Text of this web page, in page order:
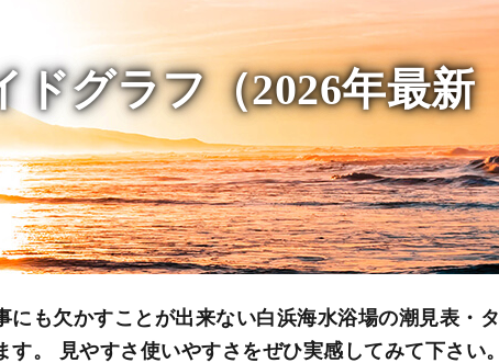
ドグラフ（2026年最新
も欠かすことが出来ない白浜海水浴場の潮見表・タ
。 見やすさ使いやすさをぜひ実感してみて下さい。